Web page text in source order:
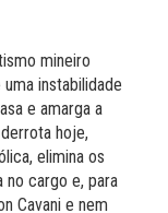
mineiro
instabilidade
e amarga a
hoje,
elimina os
no cargo e, para
Cavani e nem